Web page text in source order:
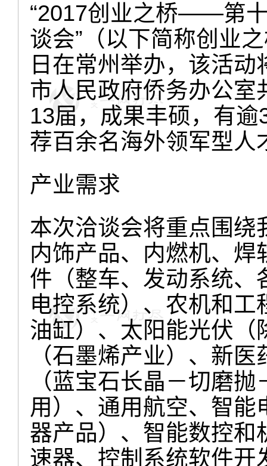
“2017创业之桥——第
谈会” （以下简称创业
日在常州举办，该活
市人民政府侨务办公
13届，成果丰硕，有逾
荐百余名海外领军型人
产业需求
本次洽谈会将重点围绕
内饰产品、内燃机、
件（整车、发动系统、
电控系统）、农机和
油缸）、太阳能光伏（
（石墨烯产业）、新
（蓝宝石长晶－切磨
用）、通用航空、智
器产品）、智能数控和
速器、控制系统软件开